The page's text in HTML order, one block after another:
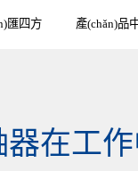
匯四方 產(chǎn)品
在工